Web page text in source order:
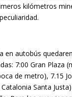
kilómetros
en autobús
7:00 Gran Plaza
de metro), 7.15
Santa